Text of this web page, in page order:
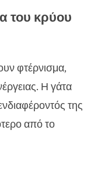
του κρύου
φτέρνισμα,
Η γάτα
της
από το